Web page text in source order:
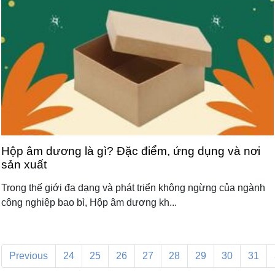
Hộp âm dương là gì? Đặc điểm, ứng dụng và nơi
sản xuất
Trong thế giới đa dạng và phát triển không ngừng của ngành
công nghiệp bao bì, Hộp âm dương kh...
Previous 24 25 26 27 28 29 30 31